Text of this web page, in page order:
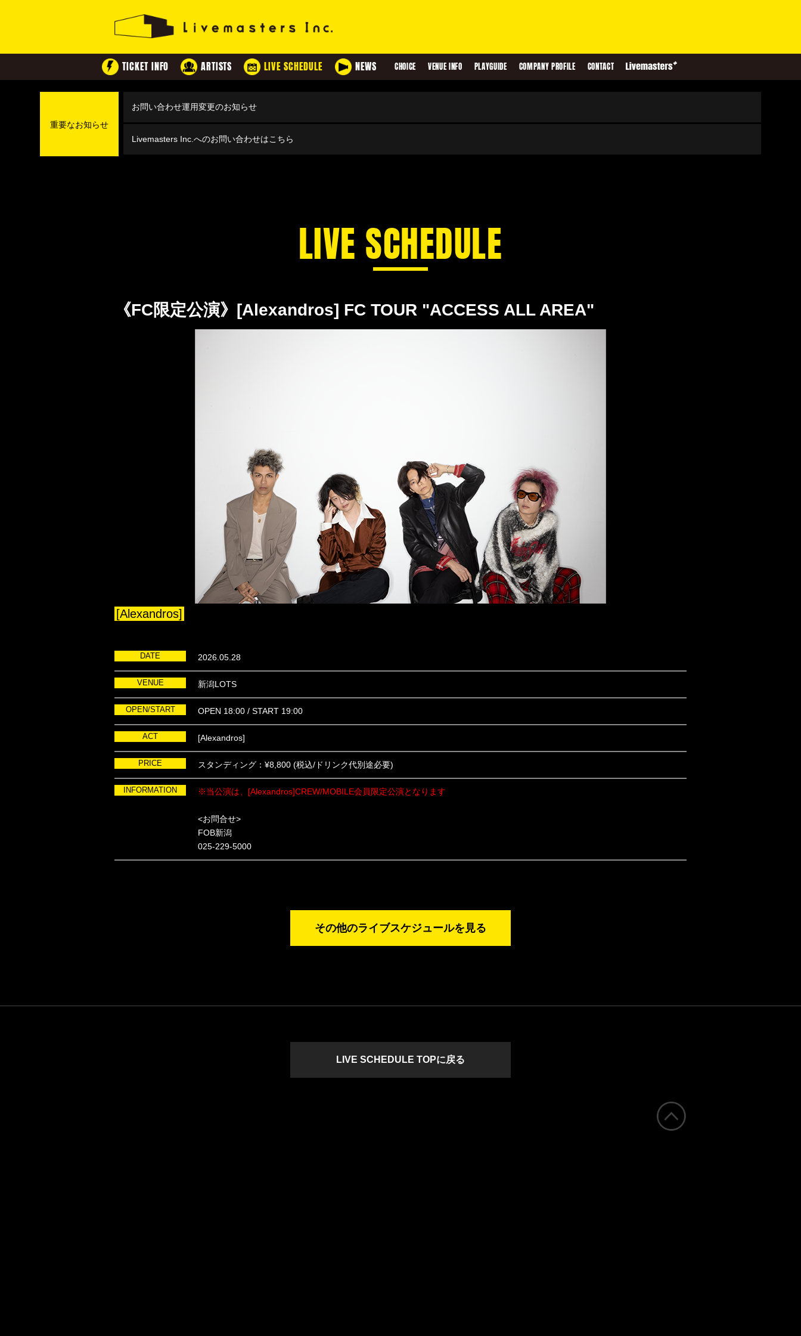
TICKET INFO ARTISTS LIVE SCHEDULE NEWS CHOICE VENUE INFO PLAYGUIDE COMPANY PROFILE CONTACT
重要なお知らせ
お問い合わせ運用変更のお知らせ
Livemasters Inc.へのお問い合わせはこちら
LIVE SCHEDULE
《FC限定公演》[Alexandros] FC TOUR "ACCESS ALL AREA"
[Alexandros]
DATE 2026.05.28
VENUE 新潟LOTS
OPEN/START OPEN 18:00 / START 19:00
ACT [Alexandros]
PRICE スタンディング：¥8,800 (税込/ドリンク代別途必要)
INFORMATION ※当公演は、[Alexandros]CREW/MOBILE会員限定公演となります
<お問合せ>
FOB新潟
025-229-5000
その他のライブスケジュールを見る
LIVE SCHEDULE TOPに戻る